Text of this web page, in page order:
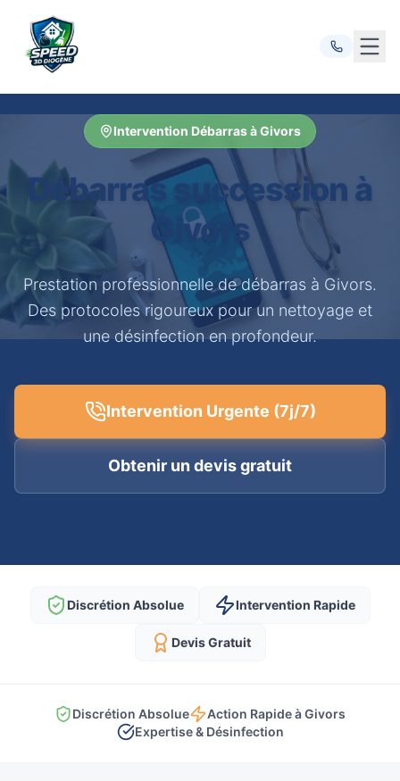
Intervention Débarras à Givors
Débarras succession à
Givors
Prestation professionnelle de débarras à Givors.
Des protocoles rigoureux pour un nettoyage et
une désinfection en profondeur.
Intervention Urgente (7j/7)
Obtenir un devis gratuit
Discrétion Absolue Intervention Rapide
Devis Gratuit
Discrétion Absolue
Action Rapide à Givors
Expertise & Désinfection